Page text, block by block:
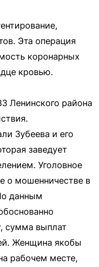
Эта операция
коронарных
кровью.
Ленинского района
Зубеева и его
заведует
Уголовное
о мошенничестве в
данным
сумма выплат
Женщина якобы
рабочем месте,